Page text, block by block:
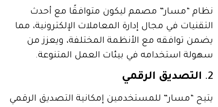
نظام “مسار” مصمم ليكون متوافقًا مع أحدث
التقنيات في مجال إدارة المعاملات الإلكترونية، مما
يضمن توافقه مع الأنظمة المختلفة، ويعزز من
سهولة استخدامه في بيئات العمل المتنوعة.
2. التصديق الرقمي
يتيح “مسار” للمستخدمين إمكانية التصديق الرقمي